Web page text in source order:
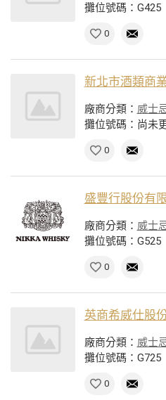
攤位號碼：G425
0
新北市酒類商
廠商分類： 威士
攤位號碼：尚未
0
盛豐行股份有
廠商分類： 威士
攤位號碼：G525
0
英商希威仕股
廠商分類： 威士
攤位號碼：G725
0